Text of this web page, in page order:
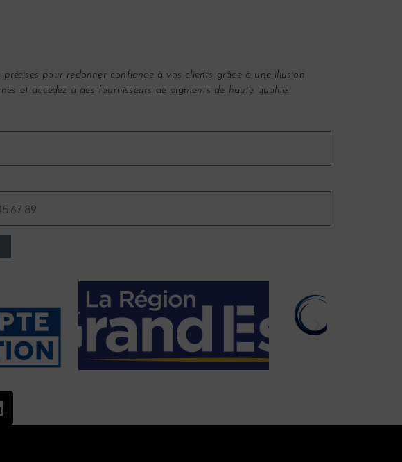
pour redonner confiance à vos clients grâce à une illusion
et accédez à des fournisseurs de pigments de haute qualité.